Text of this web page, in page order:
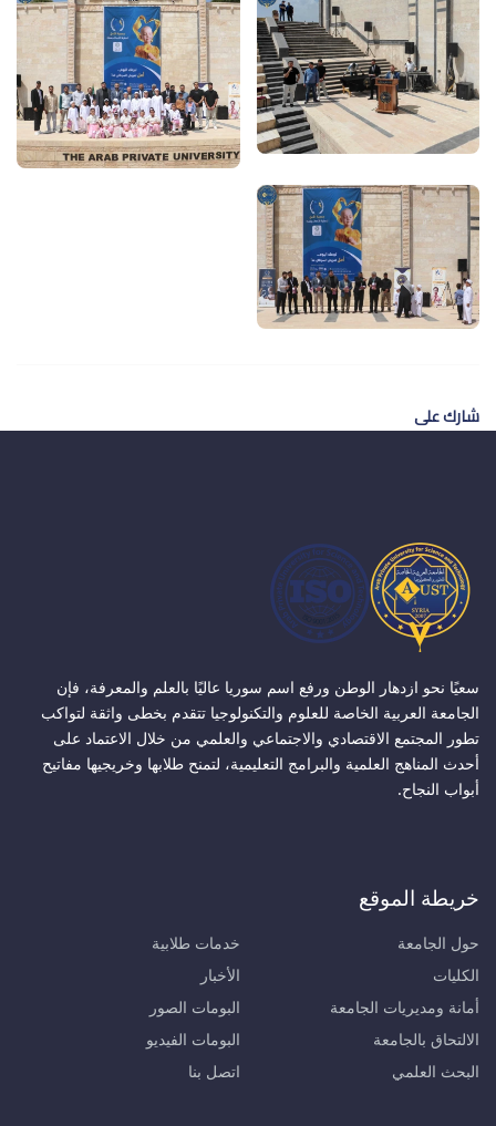
شارك على
سعيًا نحو ازدهار الوطن ورفع اسم سوريا عاليًا بالعلم والمعرفة، فإن
الجامعة العربية الخاصة للعلوم والتكنولوجيا تتقدم بخطى واثقة لتواكب
تطور المجتمع الاقتصادي والاجتماعي والعلمي من خلال الاعتماد على
أحدث المناهج العلمية والبرامج التعليمية، لتمنح طلابها وخريجيها مفاتيح
أبواب النجاح.
خريطة الموقع
حول الجامعة
الكليات
أمانة ومديريات الجامعة
الالتحاق بالجامعة
البحث العلمي
خدمات طلابية
الأخبار
البومات الصور
البومات الفيديو
اتصل بنا